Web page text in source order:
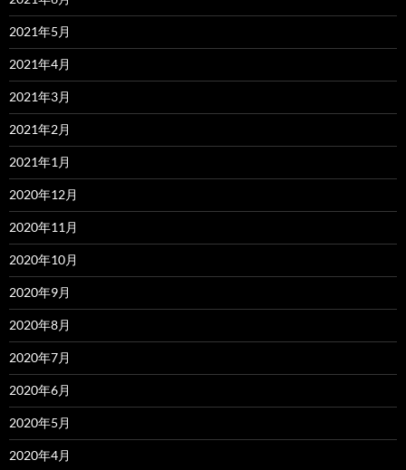
2021年5月
2021年4月
2021年3月
2021年2月
2021年1月
2020年12月
2020年11月
2020年10月
2020年9月
2020年8月
2020年7月
2020年6月
2020年5月
2020年4月